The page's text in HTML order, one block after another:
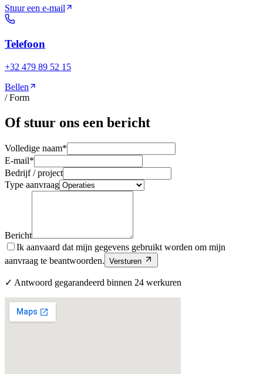
Stuur een e-mail
Telefoon
+32 479 89 52 15
Bellen
/ Form
Of stuur ons een bericht
Volledige naam*
E-mail*
Bedrijf / project
Type aanvraag
Bericht
Ik aanvaard dat mijn gegevens gebruikt worden om mijn
aanvraag te beantwoorden. Versturen
✓ Antwoord gegarandeerd binnen 24 werkuren